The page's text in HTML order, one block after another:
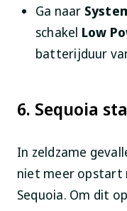
Ga naar
schakel Low
batterijduur
6. Sequoia
In zeldzame
niet meer opstart
Sequoia. Om dit